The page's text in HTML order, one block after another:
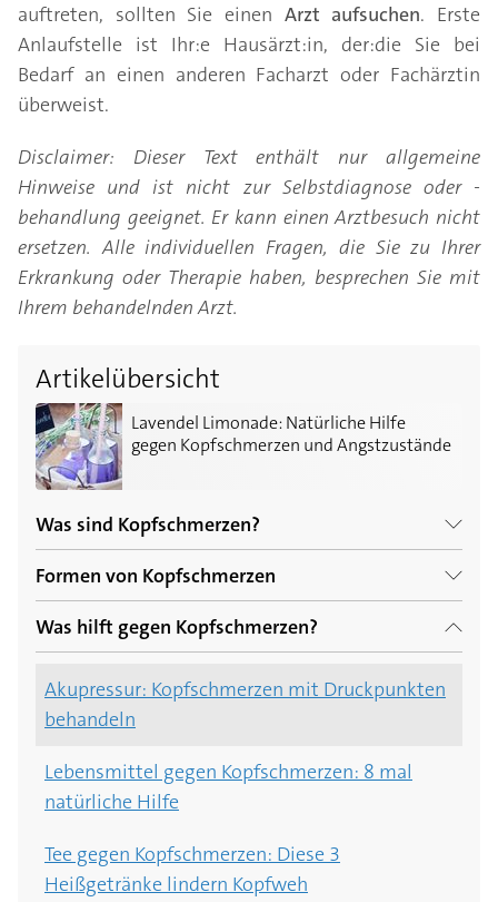
auftreten, sollten Sie einen Arzt aufsuchen. Erste
Anlaufstelle ist Ihr:e Hausärzt:in, der:die Sie bei
Bedarf an einen anderen Facharzt oder Fachärztin
überweist.
Disclaimer: Dieser Text enthält nur allgemeine
Hinweise und ist nicht zur Selbstdiagnose oder -
behandlung geeignet. Er kann einen Arztbesuch nicht
ersetzen. Alle individuellen Fragen, die Sie zu Ihrer
Erkrankung oder Therapie haben, besprechen Sie mit
Ihrem behandelnden Arzt.
Artikelübersicht
Lavendel Limonade: Natürliche Hilfe
gegen Kopfschmerzen und Angstzustände
Lavendel Limonade: Natürliche Hilfe gegen
Was sind Kopfschmerzen?
Die Detox-Saftkur
5:2-Diät: Schlemmen und Teilzeitfasten als
Warum macht Alkohol Kopfschmerzen?
Kopfschmerzen beim Heilfasten: Wie es dazu
kommen kann
Wetterfühligkeit: Kann das Wetter
Kopfschmerzen bereiten?
Formen von Kopfschmerzen
Kopfschmerzen beim Bücken: Mögliche
Druck im Kopf: 3 mögliche Ursachen
Kopfschmerzarten: die drei häufigsten
Kopfschmerzformen
Kopfschmerzen an der Stirn: häufige Ursachen
Was hilft gegen Kopfschmerzen?
Akupressur: Kopfschmerzen mit Druckpunkten
behandeln
Lebensmittel gegen Kopfschmerzen: 8 mal
natürliche Hilfe
Tee gegen Kopfschmerzen: Diese 3
Heißgetränke lindern Kopfweh